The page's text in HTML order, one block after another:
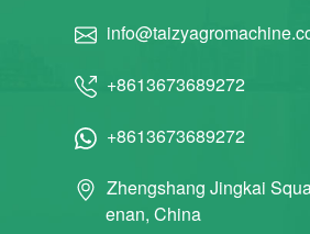
+8613673689272
+8613673689272
Zhengshang Jingkai
enan, China